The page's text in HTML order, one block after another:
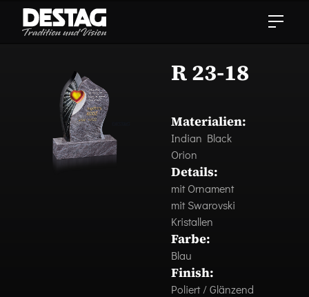
R 23-18
Materialien:
Indian Black
Orion
Details:
mit Ornament
mit Swarovski
Kristallen
Farbe:
Blau
Finish:
Poliert / Glänzend